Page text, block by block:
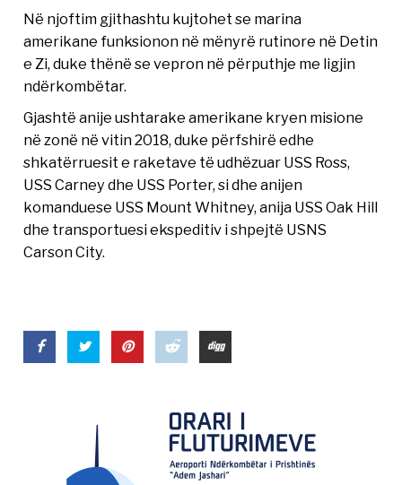
Në njoftim gjithashtu kujtohet se marina
amerikane funksionon në mënyrë rutinore në Detin
e Zi, duke thënë se vepron në përputhje me ligjin
ndërkombëtar.
Gjashtë anije ushtarake amerikane kryen misione
në zonë në vitin 2018, duke përfshirë edhe
shkatërruesit e raketave të udhëzuar USS Ross,
USS Carney dhe USS Porter, si dhe anijen
komanduese USS Mount Whitney, anija USS Oak Hill
dhe transportuesi ekspeditiv i shpejtë USNS
Carson City.